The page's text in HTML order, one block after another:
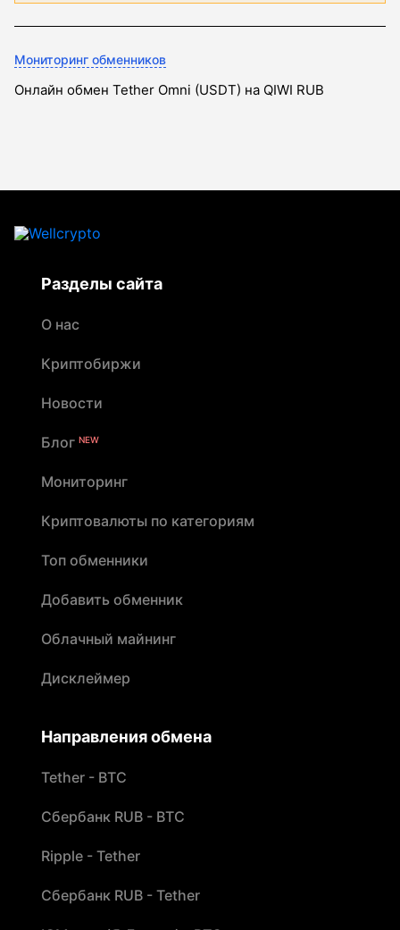
Мониторинг обменников
Онлайн обмен Tether Omni (USDT) на QIWI RUB
Разделы сайта
О нас
Криптобиржи
Новости
Блог NEW
Мониторинг
Криптовалюты по категориям
Топ обменники
Добавить обменник
Облачный майнинг
Дисклеймер
Направления обмена
Tether - BTC
Сбербанк RUB - BTC
Ripple - Tether
Сбербанк RUB - Tether